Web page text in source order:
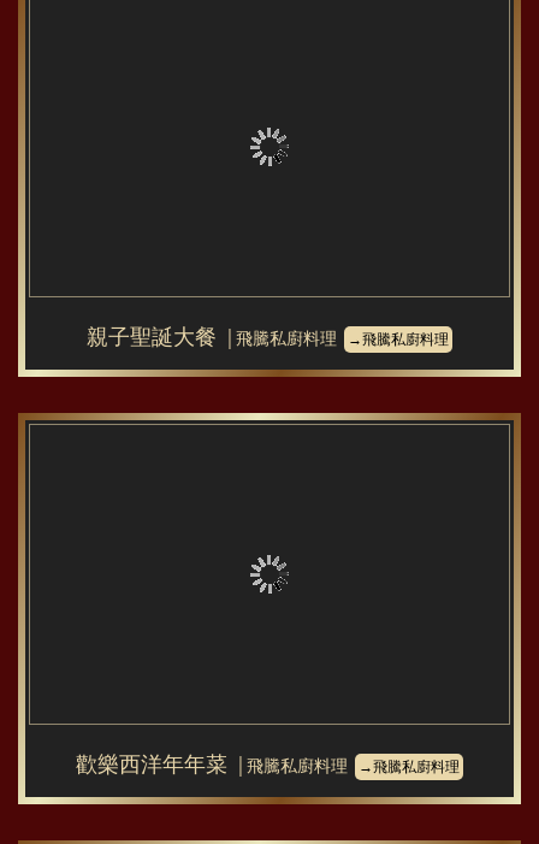
親子聖誕大餐 │飛騰私廚料理 →飛騰私廚料理
歡樂西洋年年菜 │飛騰私廚料理 →飛騰私廚料理